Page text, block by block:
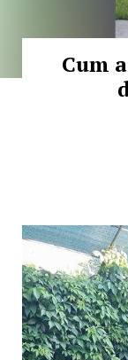
Cum